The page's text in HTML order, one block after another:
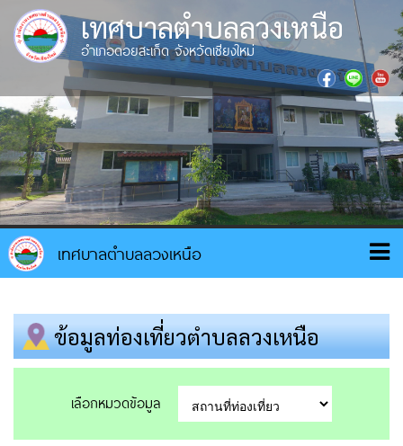
เทศบาลตำบลลวงเหนือ
อำเภอดอยสะเก็ด จังหวัดเชียงใหม่
ข้อมูลท่องเที่ยวตำบลลวงเหนือ
เลือกหมวดข้อมูล